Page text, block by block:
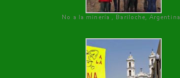
No a la minería , Bariloche, Argentina